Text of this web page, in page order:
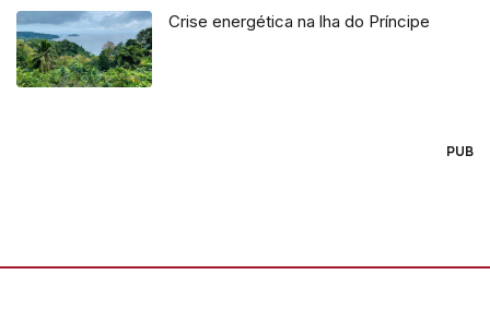
Crise energética na lha do Príncipe
PUB